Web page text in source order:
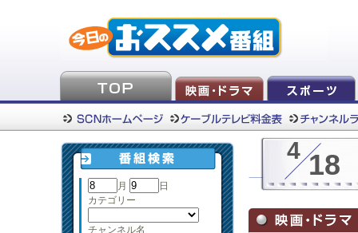
月
日
カテゴリー
チャンネル名
4 18